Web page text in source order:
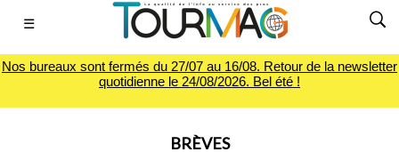
☰
Nos bureaux sont fermés du 27/07 au 16/08. Retour de la newsletter
quotidienne le 24/08/2026. Bel été !
BRÈVES